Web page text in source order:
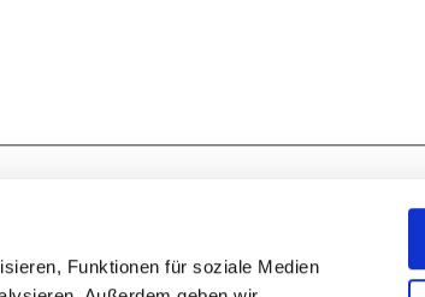
Funktionen für soziale Medien